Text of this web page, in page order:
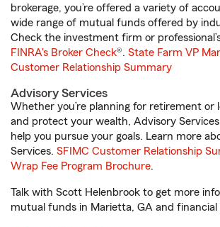
brokerage, you’re offered a variety of
wide range of mutual funds offered by
Check the investment firm or
FINRA's Broker Check®. State Farm VP
Customer Relationship Summary
Advisory Services
Whether you’re planning for retirement or
and protect your wealth, Advisory
help you pursue your goals. Learn more
Services. SFIMC Customer Relationship
Wrap Fee Program Brochure.
Talk with Scott Helenbrook to get more
mutual funds in Marietta, GA and